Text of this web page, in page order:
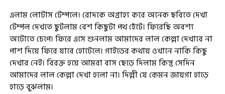
এলাম লোটাস টেম্পলে। রোদকে অগ্রাহ্য করে অনেক ছবিতে দেখা
টেম্পল দেখতে ছুটলাম বেশ কিছুটা পথ হেঁটে। ফিরেছি অবশ্য
অটোতে চেপে। ফিরে এসে শুনলাম আমাদের লাল কেল্লা দেখাবে না
পাশ দিয়ে ফিরে যাবে হোটেলে। গাইডের কথায় ওখানে নাকি কিছু
দেখার নেই। বিরক্ত হয়ে আমরা বাস ছেড়ে দিলাম কিন্তু সেদিন
আমাদের লাল কেল্লা দেখা হলো না। দিল্লী যে কেমন জায়গা হাড়ে
হাড়ে বুঝলাম।